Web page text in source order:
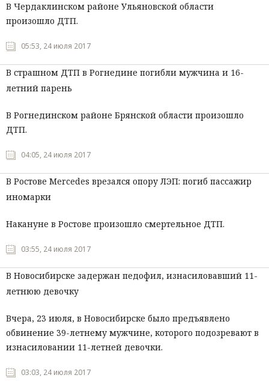
В Чердаклинском районе Ульяновской области
произошло ДТП.
05:53, 24 июля 2017
В страшном ДТП в Рогнедине погибли мужчина и 16-
летний парень
В Рогнединском районе Брянской области произошло
ДТП.
04:05, 24 июля 2017
В Ростове Mercedes врезался опору ЛЭП: погиб пассажир
иномарки
Накануне в Ростове произошло смертельное ДТП.
03:55, 24 июля 2017
В Новосибирске задержан педофил, изнасиловавший 11-
летнюю девочку
Вчера, 23 июля, в Новосибирске было предъявлено
обвинение 39-летнему мужчине, которого подозревают в
изнасиловании 11-летней девочки.
03:03, 24 июля 2017